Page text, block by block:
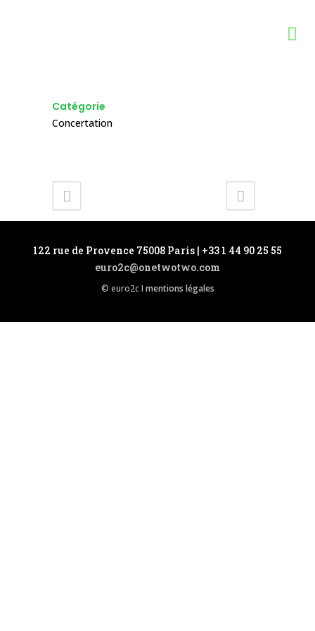
Catégorie
Concertation
122 rue de Provence 75008 Paris | +33 1 44 90 25 55
euro2c@onetwotwo.com
© euro2c I mentions légales